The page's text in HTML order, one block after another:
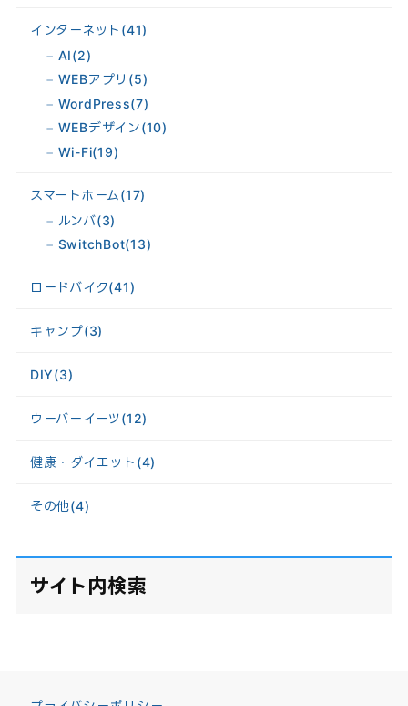
インターネット (41)
AI(2)
WEBアプリ (5)
WordPress(7)
WEBデザイン(10)
Wi-Fi(19)
スマートホーム(17)
ルンバ(3)
SwitchBot(13)
ロードバイク(41)
キャンプ(3)
DIY(3)
ウーバーイーツ(12)
健康・ダイエット (4)
その他(4)
サイト内検索